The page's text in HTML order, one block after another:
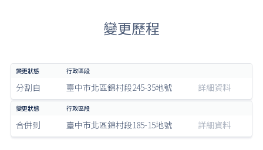
變更歷程
分割自 臺中市北區錦村段245-35地號 詳細資料
合併到 臺中市北區錦村段185-15地號 詳細資料